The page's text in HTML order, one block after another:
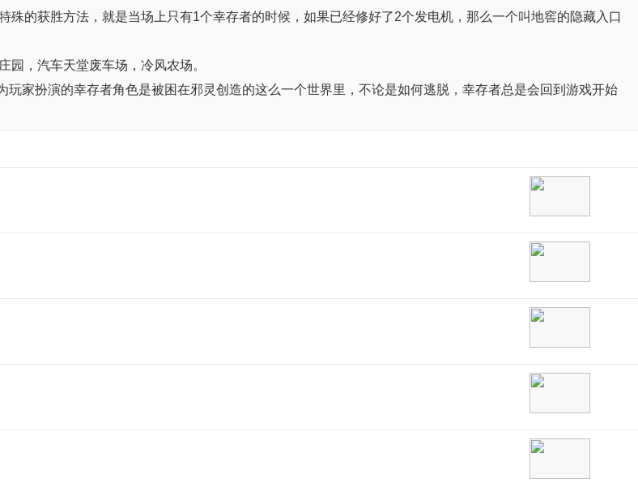
的获胜方法，就是当场上只有1个幸存者的时候，如果已经修好了2个发电机，那么一个叫地窖的隐藏入口
，汽车天堂废车场，冷风农场。
家扮演的幸存者角色是被困在邪灵创造的这么一个世界里，不论是如何逃脱，幸存者总是会回到游戏开始